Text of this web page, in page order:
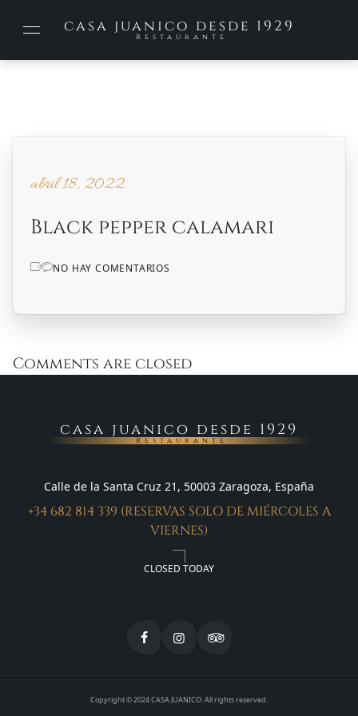
casa juanico desde 1929
Restaurante
abril 18, 2022
Black pepper calamari
NO HAY COMENTARIOS
Comments are closed
casa juanico desde 1929
Restaurante
Calle de la Santa Cruz 21, 50003 Zaragoza, España
+34 682 814 339 (RESERVAS SOLO DE MIÉRCOLES A
VIERNES)
CLOSED TODAY
Copyright © 2024 CASA JUANICO. All rights reserved.